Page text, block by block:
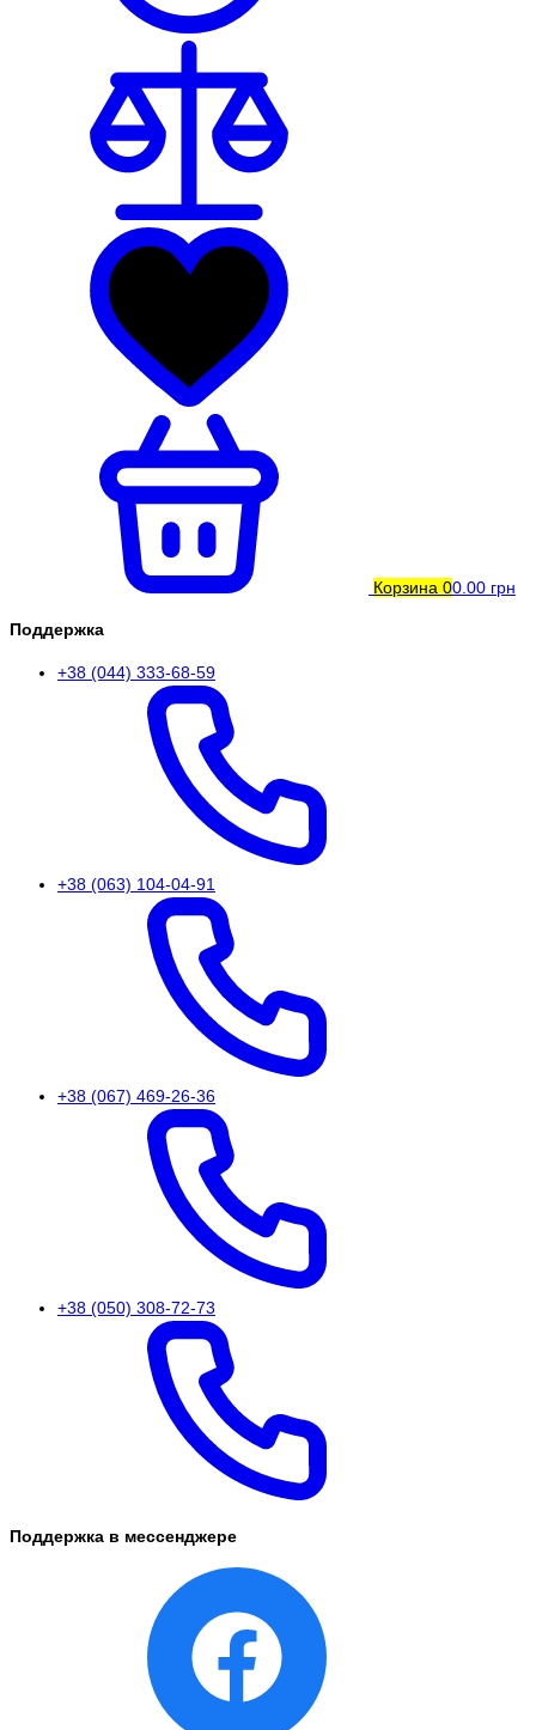
Корзина 00.00 грн
Поддержка
+38 (044) 333-68-59
+38 (063) 104-04-91
+38 (067) 469-26-36
+38 (050) 308-72-73
Поддержка в мессенджере